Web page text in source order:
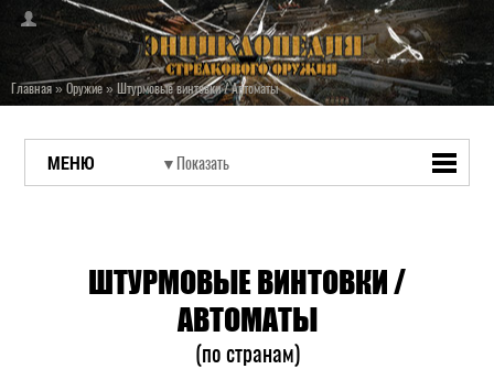
Главная»Оружие» Штурмовые винтовки / Автоматы
МЕНЮ
ШТУРМОВЫЕ ВИНТОВКИ /
АВТОМАТЫ
(по странам)